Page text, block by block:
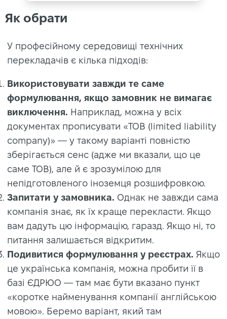
Як обрати
У професійному середовищі технічних
перекладачів є кілька підходів:
Використовувати завжди те саме
формулювання, якщо замовник не вимагає
виключення. Наприклад, можна у всіх
документах прописувати «ТОВ (limited liability
company)» — у такому варіанті повністю
зберігається сенс (адже ми вказали, що це
саме ТОВ), але й є зрозумілою для
непідготовленого іноземця розшифровкою.
Запитати у замовника. Однак не завжди сама
компанія знає, як їх краще перекласти. Якщо
вам дадуть цю інформацію, гаразд. Якщо ні, то
питання залишається відкритим.
Подивитися формулювання у реєстрах. Якщо
це українська компанія, можна пробити її в
базі ЄДРЮО — там має бути вказано пункт
«коротке найменування компанії англійською
мовою». Беремо варіант, який там